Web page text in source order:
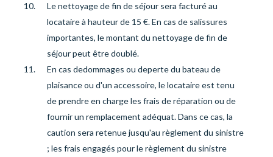
Le nettoyage de fin de séjour sera facturé au
locataire à hauteur de 15 €. En cas de salissures
importantes, le montant du nettoyage de fin de
séjour peut être doublé.
En cas dedommages ou deperte du bateau de
plaisance ou d'un accessoire, le locataire est tenu
de prendre en charge les frais de réparation ou de
fournir un remplacement adéquat. Dans ce cas, la
caution sera retenue jusqu'au règlement du sinistre
; les frais engagés pour le règlement du sinistre